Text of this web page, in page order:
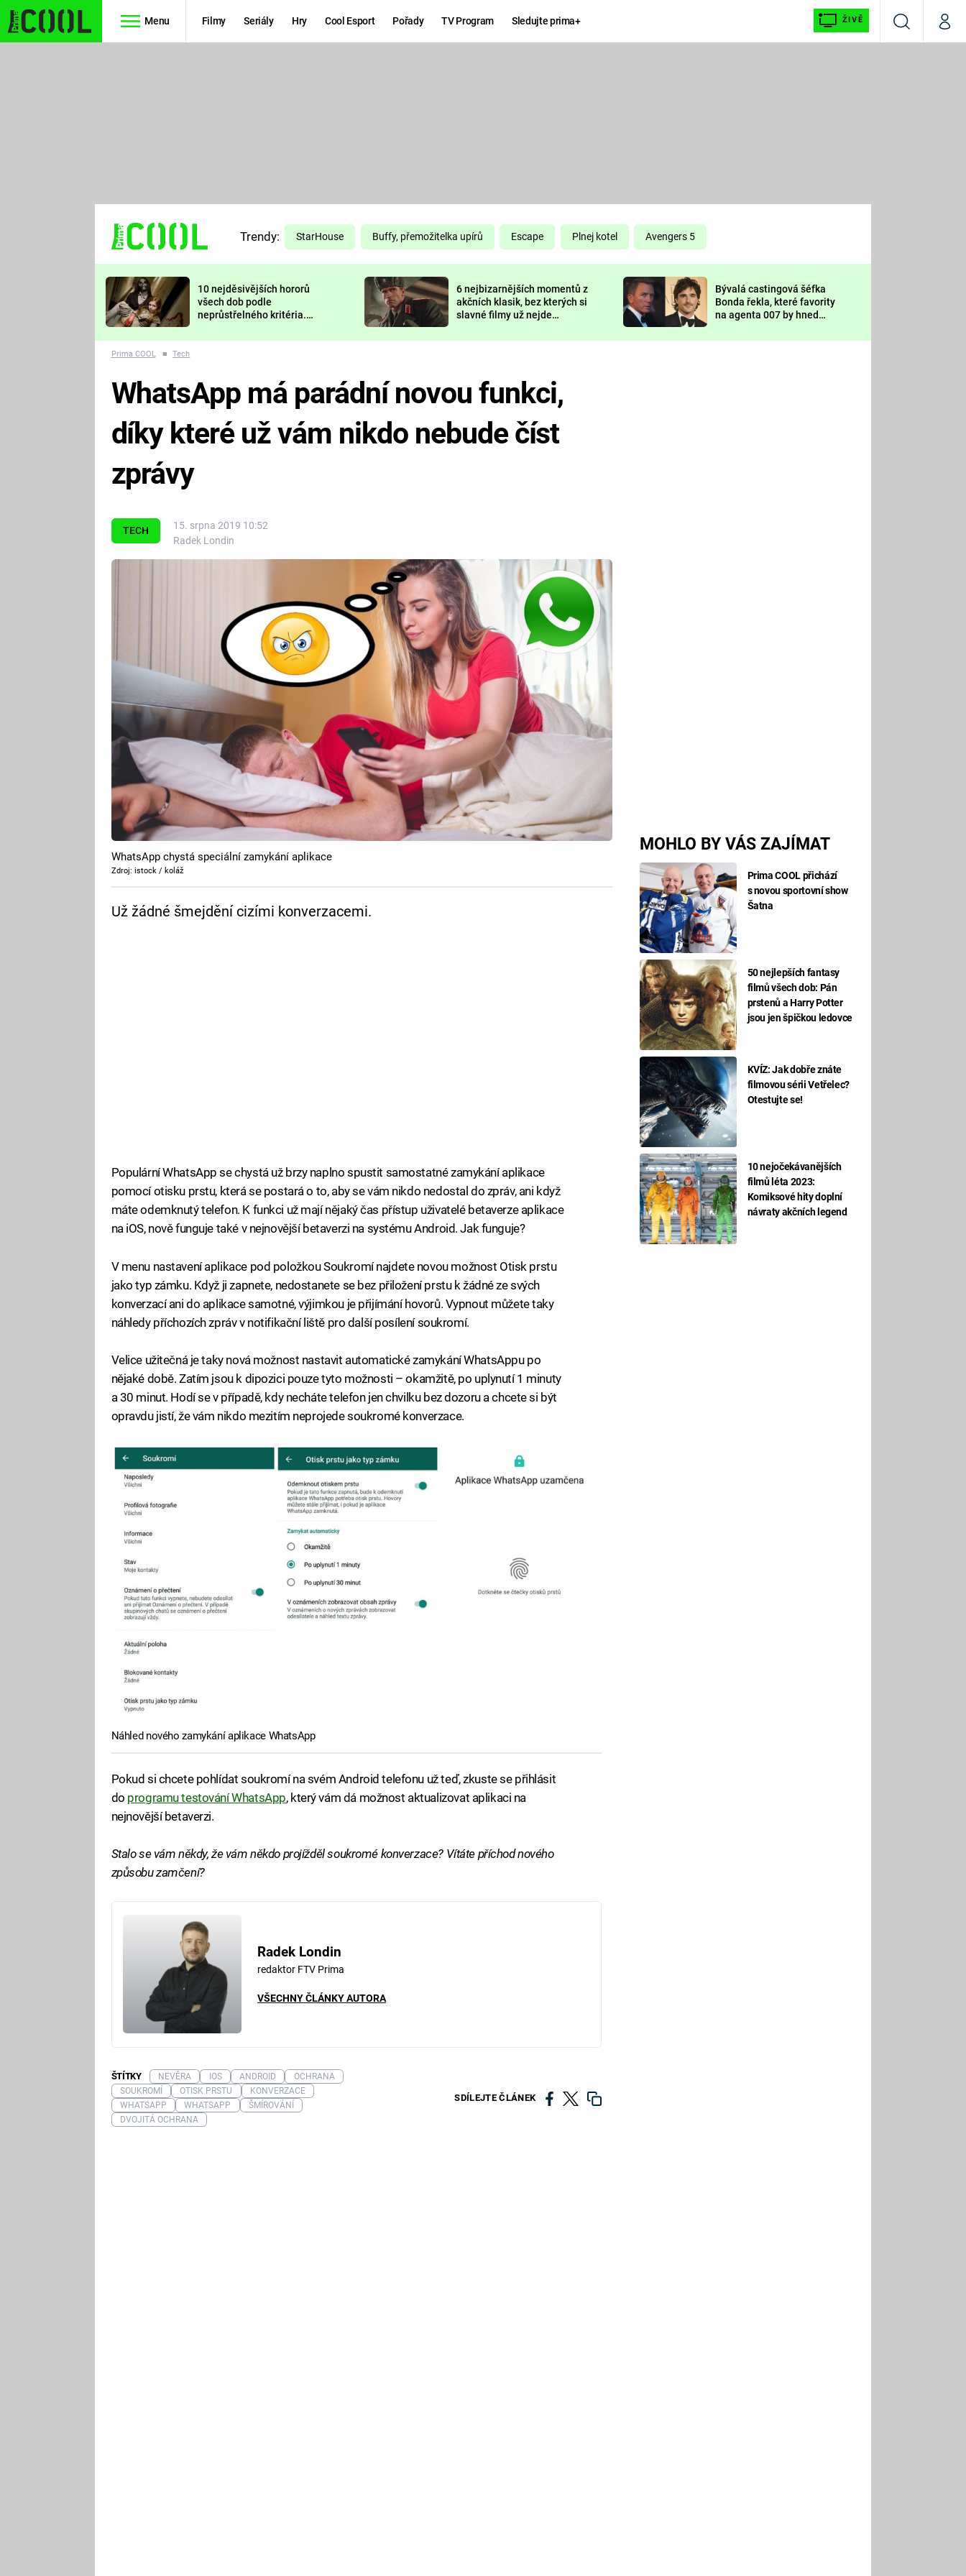
Menu Filmy Seriály Hry Cool Esport Pořady TV Program Sledujte prima+ ŽIVĚ
VyhledáváníMůj
TŘESKU
FUTURAMA
PREDÁTOR
DELIVERANCE
KOMEDIE
CHUCK
NORRIS
DEADPOOL
Prima LAJK
Sledujte nás
Trendy: StarHouse Buffy, přemožitelka upírů Escape Plnej kotel Avengers 5
10 nejděsivějších hororů
všech dob podle
neprůstřelného kritéria.
nejvíc zvednou tep?
6 nejbizarnějších momentů z
akčních klasik, bez kterých si
slavné filmy už nejde
Bývalá castingová šéfka
Bonda řekla, které favority
na agenta 007 by hned
Prima COOL ■ Tech
TECH
15. srpna 2019 10:52
Radek Londin
MOHLO BY VÁS ZAJÍMAT
Prima COOL přichází
s novou sportovní show
Šatna
50 nejlepších fantasy
filmů všech dob: Pán
prstenů a Harry Potter
jsou jen špičkou ledovce
KVÍZ: Jak dobře znáte
filmovou sérii Vetřelec?
Otestujte se!
10 nejočekávanějších
filmů léta 2023:
Komiksové hity doplní
návraty akčních legend
WhatsApp má parádní novou funkci,
díky které už vám nikdo nebude číst
zprávy
WhatsApp chystá speciální zamykání aplikace
Zdroj: istock / koláž
Už žádné šmejdění cizími konverzacemi.
Populární WhatsApp se chystá už brzy naplno spustit samostatné zamykání aplikace
pomocí otisku prstu, která se postará o to, aby se vám nikdo nedostal do zpráv, ani když
máte odemknutý telefon. K funkci už mají nějaký čas přístup uživatelé betaverze aplikace
na iOS, nově funguje také v nejnovější betaverzi na systému Android. Jak funguje?
V menu nastavení aplikace pod položkou Soukromí najdete novou možnost Otisk prstu
jako typ zámku. Když ji zapnete, nedostanete se bez přiložení prstu k žádné ze svých
konverzací ani do aplikace samotné, výjimkou je přijímání hovorů. Vypnout můžete taky
náhledy příchozích zpráv v notifikační liště pro další posílení soukromí.
Velice užitečná je taky nová možnost nastavit automatické zamykání WhatsAppu po
nějaké době. Zatím jsou k dipozici pouze tyto možnosti – okamžitě, po uplynutí 1 minuty
a 30 minut. Hodí se v případě, kdy necháte telefon jen chvilku bez dozoru a chcete si být
opravdu jistí, že vám nikdo mezitím neprojede soukromé konverzace.
Náhled nového zamykání aplikace WhatsApp
Pokud si chcete pohlídat soukromí na svém Android telefonu už teď, zkuste se přihlásit
do programu testování WhatsApp, který vám dá možnost aktualizovat aplikaci na
nejnovější betaverzi.
Stalo se vám někdy, že vám někdo projížděl soukromé konverzace? Vítáte příchod nového
způsobu zamčení?
Radek Londin
redaktor FTV Prima
VŠECHNY ČLÁNKY AUTORA
SDÍLEJTE ČLÁNEK
ŠTÍTKY NEVĚRA IOS ANDROID
OCHRANA
SOUKROMÍ
OTISK PRSTU
KONVERZACE
WHATSAPP
WHATSAPP
ŠMÍROVÁNÍ
DVOJITÁ OCHRANA